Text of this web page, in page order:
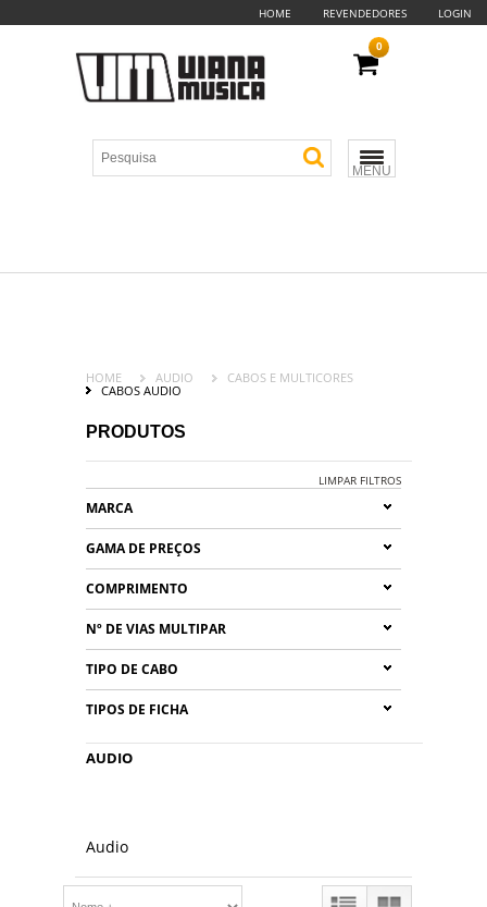
HOME REVENDEDORES LOGIN
MENU
0
HOME AUDIO
CABOS E MULTICORES
CABOS AUDIO
PRODUTOS
LIMPAR FILTROS
MARCA
GAMA DE PREÇOS
COMPRIMENTO
Nº DE VIAS MULTIPAR
TIPO DE CABO
TIPOS DE FICHA
AUDIO
Audio